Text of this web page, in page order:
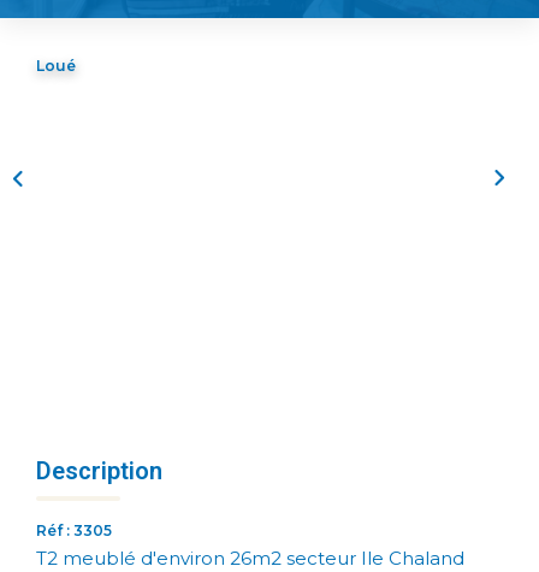
Loué
Description
Réf : 3305
T2 meublé d'environ 26m2 secteur Ile Chaland